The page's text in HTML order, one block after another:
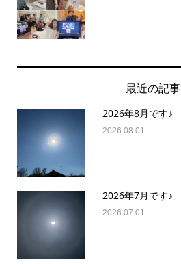
最近の記事
2026年8月です♪
2026.08.01
2026年7月です♪
2026.07.01